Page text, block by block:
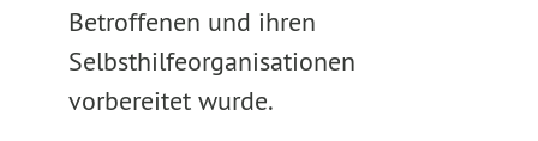
Betroffenen und ihren
Selbsthilfeorganisationen
vorbereitet wurde.